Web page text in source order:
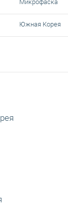
Микрофаска
Южная Корея